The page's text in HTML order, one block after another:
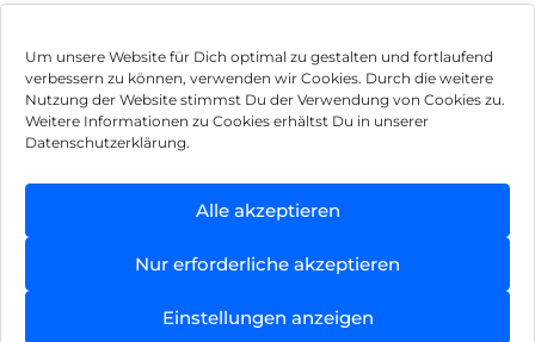
Um unsere Website für Dich optimal zu gestalten und fortlaufend
verbessern zu können, verwenden wir Cookies. Durch die weitere
Nutzung der Website stimmst Du der Verwendung von Cookies zu.
Weitere Informationen zu Cookies erhältst Du in unserer
Datenschutzerklärung.
Alle akzeptieren
Nur erforderliche akzeptieren
Einstellungen anzeigen
Impressum
Hinweis zur Batterieentsorgung